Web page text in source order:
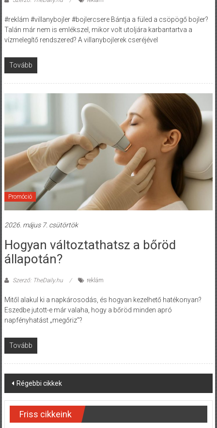
#reklám #villanybojler #bojlercsere Bántja a füled a csöpögő bojler?
Talán már nem is emlékszel, mikor volt utoljára karbantartva a
vízmelegítő rendszered? A villanybojlerek cseréjével
Tovább
Promóció
2026. május 7. csütörtök
Hogyan változtathatsz a bőröd
állapotán?
Szerző: TheDaily.hu reklám
Mitől alakul ki a napkárosodás, és hogyan kezelhető hatékonyan?
Eszedbe jutott-e már valaha, hogy a bőröd minden apró
napfényhatást „megőriz”?
Tovább
Posts
navigation
Régebbi cikkek
Friss cikkeink